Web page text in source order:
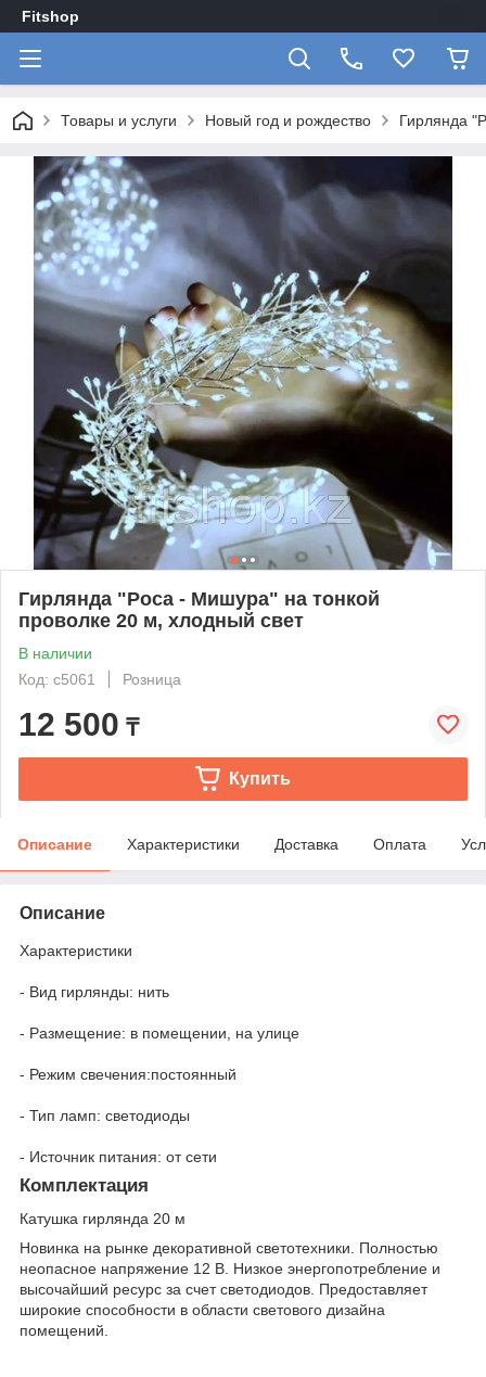
Fitshop
Товары и услуги Новый год и рождество Гирлянда
Гирлянда "Роса - Мишура" на тонкой
проволке 20 м, хлодный свет
В наличии
Код: с5061
Розница
12 500 ₸
Купить
Описание Характеристики Доставка Оплата
Описание
Характеристики
- Вид гирлянды: нить
- Размещение: в помещении, на улице
- Режим свечения:постоянный
- Тип ламп: светодиоды
- Источник питания: от сети
Комплектация
Катушка гирлянда 20 м
Новинка на рынке декоративной светотехники. Полностью
неопасное напряжение 12 В. Низкое энергопотребление и
высочайший ресурс за счет светодиодов. Предоставляет
широкие способности в области светового дизайна
помещений.